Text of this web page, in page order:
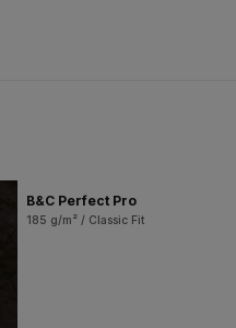
B&C Perfect Pro
185 g/m² / Classic Fit